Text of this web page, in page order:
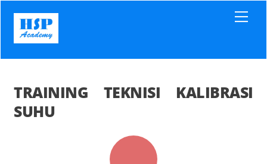
content
TRAINING TEKNISI KALIBRASI
SUHU